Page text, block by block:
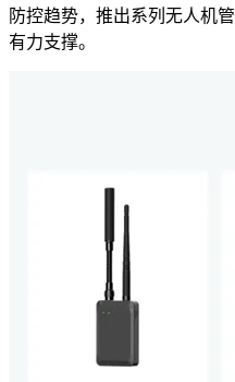
防控趋势，推出系列无人机
有力支撑。